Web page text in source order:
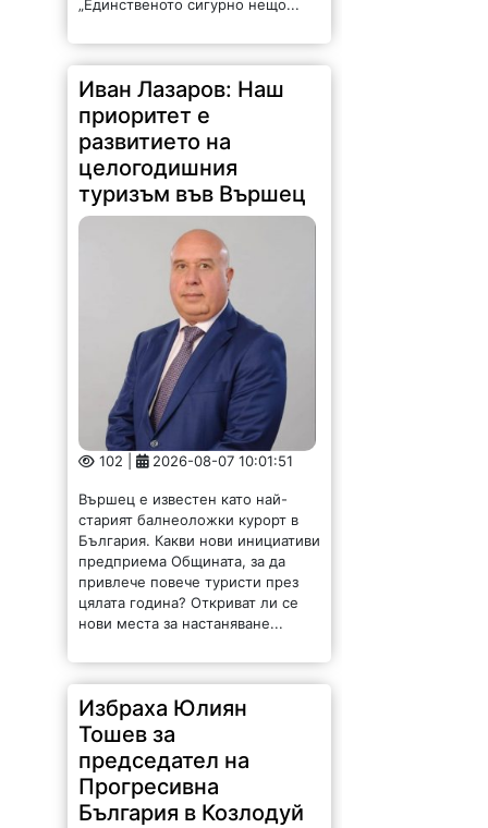
„Единственото сигурно нещо...
Иван Лазаров: Наш
приоритет е
развитието на
целогодишния
туризъм във Вършец
102 | 2026-08-07 10:01:51
Вършец е известен като най-
старият балнеоложки курорт в
България. Какви нови инициативи
предприема Общината, за да
привлече повече туристи през
цялата година? Откриват ли се
нови места за настаняване...
Избраха Юлиян
Тошев за
председател на
Прогресивна
България в Козлодуй